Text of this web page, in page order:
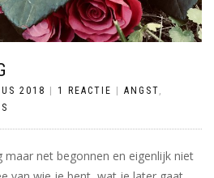
2018 | 1 REACTIE | ANGST
maar net begonnen en eigenlijk niet